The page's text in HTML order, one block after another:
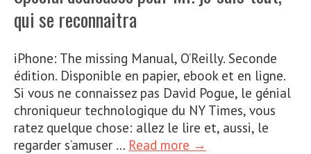
qui se reconnaitra
iPhone: The missing Manual, O’Reilly. Seconde
édition. Disponible en papier, ebook et en ligne.
Si vous ne connaissez pas David Pogue, le génial
chroniqueur technologique du NY Times, vous
ratez quelque chose: allez le lire et, aussi, le
regarder s’amuser … Read more →